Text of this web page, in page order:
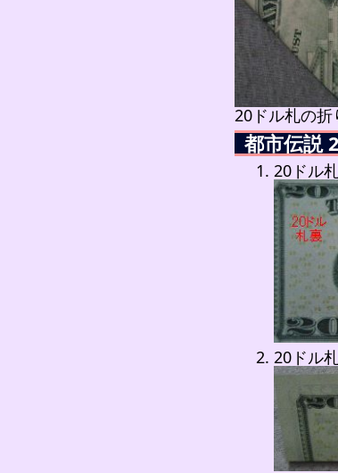
20ドル札の折
都市伝説
20ドル
20ドル